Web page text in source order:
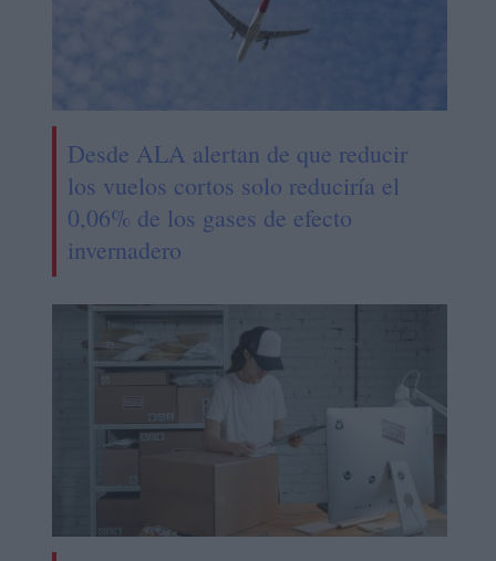
Desde ALA alertan de que reducir
los vuelos cortos solo reduciría el
0,06% de los gases de efecto
invernadero